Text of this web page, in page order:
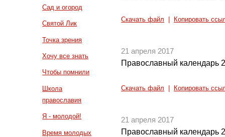
Сад и огород
Святой Лик
Точка зрения
Хочу все знать
Чтобы помнили
Школа
православия
Я - молодой!
Время молодых
Скачать файл Копировать
21 апреля 2017
Православный календарь
Скачать файл Копировать
21 апреля 2017
Православный календарь